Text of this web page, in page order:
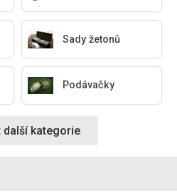
Sady žetonů
Podávačky
kategorie